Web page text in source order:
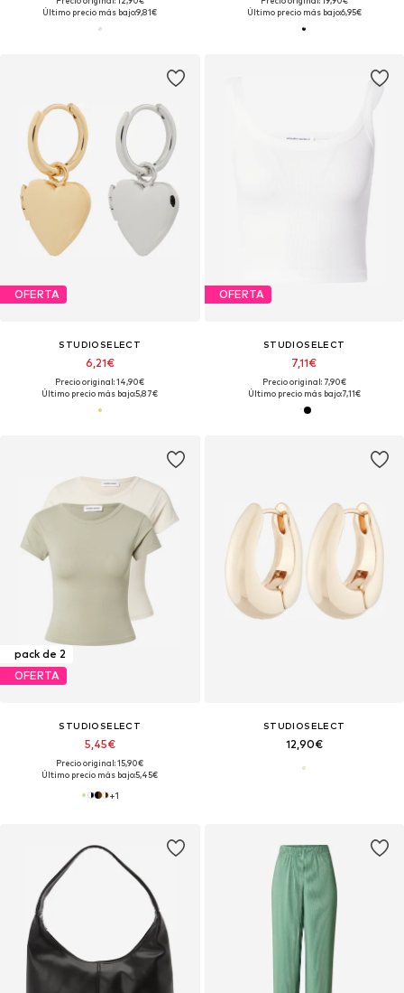
Último precio más bajo:9,81€
Último precio más bajo:6,95€
OFERTA
STUDIOSELECT
6,21€
Precio original: 14,90€
Último precio más bajo:5,87€
OFERTA
STUDIOSELECT
7,11€
Precio original: 7,90€
Último precio más bajo:7,11€
pack de 2
OFERTA
STUDIOSELECT
5,45€
Precio original: 15,90€
Último precio más bajo:5,45€
+1
STUDIOSELECT
12,90€